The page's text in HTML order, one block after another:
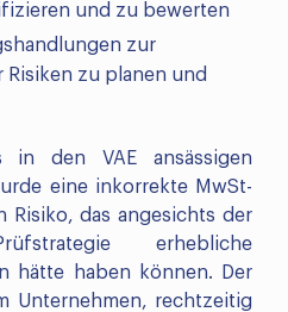
und zu bewerten
zur
Risiken zu planen und
in den VAE ansässigen
eine inkorrekte MwSt-
Risiko, das angesichts der
erhebliche
hätte haben können. Der
Unternehmen, rechtzeitig